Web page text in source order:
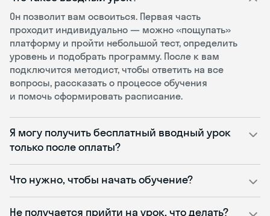
Он позволит вам освоиться. Первая часть
проходит индивидуально — можно «пощупать»
платформу и пройти небольшой тест, определить
уровень и подобрать программу. После к вам
подключится методист, чтобы ответить на все
вопросы, рассказать о процессе обучения
и помочь сформировать расписание.
Я могу получить бесплатный вводный урок
только после оплаты?
Что нужно, чтобы начать обучение?
Не получается прийти на урок, что делать?